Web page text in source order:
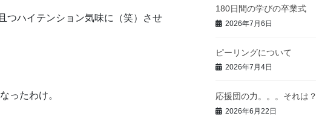
つハイテンション気味に（笑）させ
ったわけ。
180日間の学びの卒業式
2026年7月6日
ピーリングについて
2026年7月4日
応援団の力。。。それは？
2026年6月22日